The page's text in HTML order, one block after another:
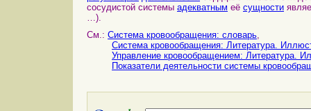
сосудистой системы адекватным её сущности
…).
См.: Система кровообращения: словарь
Система кровообращения: Литература.
Управление кровообращением: Литература.
Показатели деятельности системы